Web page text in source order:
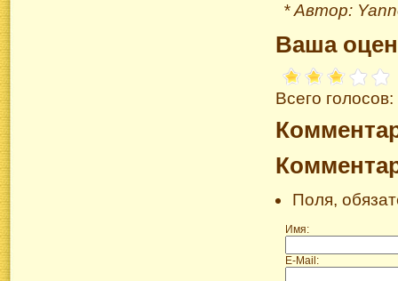
* Автор:
Ваша
Всего
Поля,
Имя:
E-Mail: